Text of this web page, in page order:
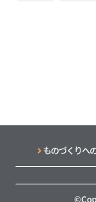
ものづくりへ